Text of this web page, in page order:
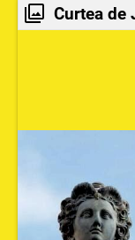
Curtea de